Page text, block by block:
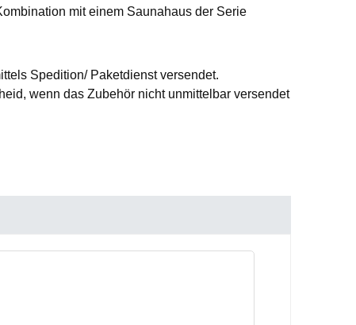
mit einem Saunahaus der Serie
Spedition/ Paketdienst versendet.
wenn das Zubehör nicht unmittelbar versendet